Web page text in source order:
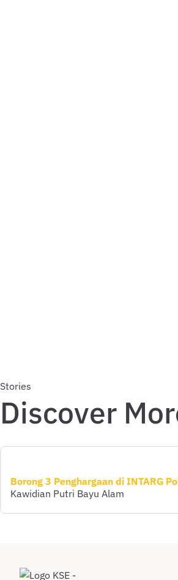
Stories
Discover
Borong 3 Penghargaan di INTARG
Kawidian Putri Bayu Alam